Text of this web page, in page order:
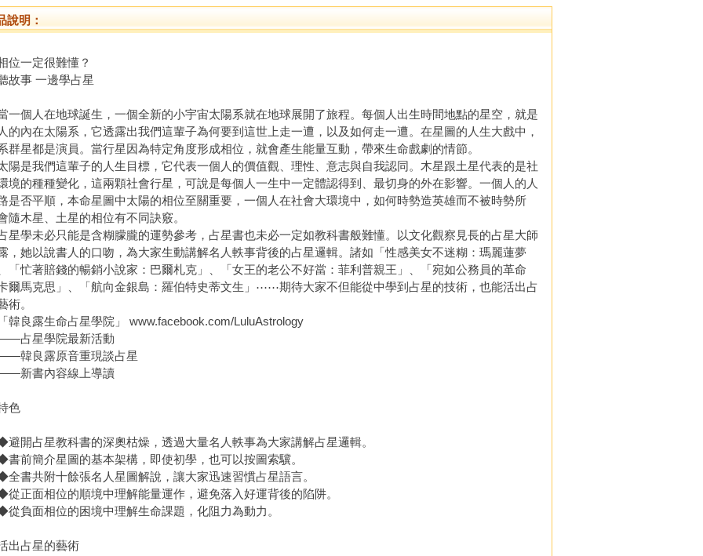
說明：
位一定很難懂？
故事 一邊學占星
個人在地球誕生，一個全新的小宇宙太陽系就在地球展開了旅程。每個人出生時間地點的星空，就是
的內在太陽系，它透露出我們這輩子為何要到這世上走一遭，以及如何走一遭。在星圖的人生大戲中，
群星都是演員。當行星因為特定角度形成相位，就會產生能量互動，帶來生命戲劇的情節。
是我們這輩子的人生目標，它代表一個人的價值觀、理性、意志與自我認同。木星跟土星代表的是社
境的種種變化，這兩顆社會行星，可說是每個人一生中一定體認得到、最切身的外在影響。一個人的人
是否平順，本命星圖中太陽的相位至關重要，一個人在社會大環境中，如何時勢造英雄而不被時勢所
隨木星、土星的相位有不同訣竅。
學未必只能是含糊朦朧的運勢參考，占星書也未必一定如教科書般難懂。以文化觀察見長的占星大師
，她以說書人的口吻，為大家生動講解名人軼事背後的占星邏輯。諸如「性感美女不迷糊：瑪麗蓮夢
「忙著賠錢的暢銷小說家：巴爾札克」、「女王的老公不好當：菲利普親王」、「宛如公務員的革命
爾馬克思」、「航向金銀島：羅伯特史蒂文生」⋯⋯期待大家不但能從中學到占星的技術，也能活出占
術。
良露生命占星學院」 www.facebook.com/LuluAstrology
星學院最新活動
良露原音重現談占星
書內容線上導讀
色
占星教科書的深奧枯燥，透過大量名人軼事為大家講解占星邏輯。
簡介星圖的基本架構，即使初學，也可以按圖索驥。
共附十餘張名人星圖解說，讓大家迅速習慣占星語言。
面相位的順境中理解能量運作，避免落入好運背後的陷阱。
面相位的困境中理解生命課題，化阻力為動力。
出占星的藝術